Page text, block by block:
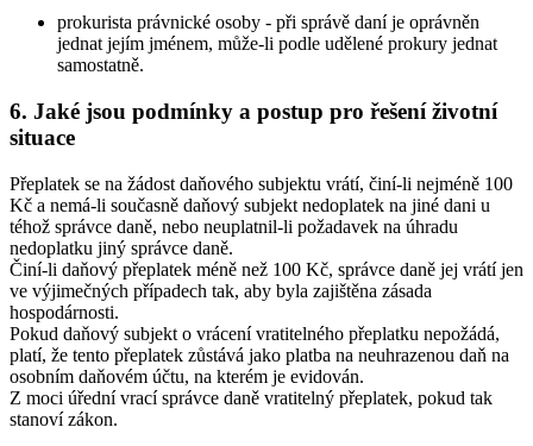
prokurista právnické osoby - při správě daní je oprávněn
jednat jejím jménem, může-li podle udělené prokury jednat
samostatně.
6. Jaké jsou podmínky a postup pro řešení životní
situace
Přeplatek se na žádost daňového subjektu vrátí, činí-li nejméně 100
Kč a nemá-li současně daňový subjekt nedoplatek na jiné dani u
téhož správce daně, nebo neuplatnil-li požadavek na úhradu
nedoplatku jiný správce daně.
Činí-li daňový přeplatek méně než 100 Kč, správce daně jej vrátí jen
ve výjimečných případech tak, aby byla zajištěna zásada
hospodárnosti.
Pokud daňový subjekt o vrácení vratitelného přeplatku nepožádá,
platí, že tento přeplatek zůstává jako platba na neuhrazenou daň na
osobním daňovém účtu, na kterém je evidován.
Z moci úřední vrací správce daně vratitelný přeplatek, pokud tak
stanoví zákon.